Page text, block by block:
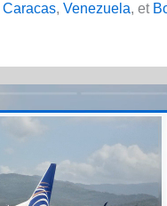
Caracas, Venezuela, et